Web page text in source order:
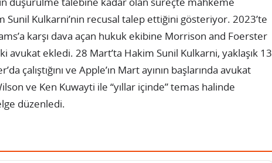
Sunil Kulkarni’nin recusal talep ettiğini gösteriyor. 2023’te
karşı dava açan hukuk ekibine Morrison and Foerster
avukat ekledi. 28 Mart’ta Hakim Sunil Kulkarni, yaklaşık 13
çalıştığını ve Apple’ın Mart ayının başlarında avukat
ve Ken Kuwayti ile “yıllar içinde” temas halinde
düzenledi.